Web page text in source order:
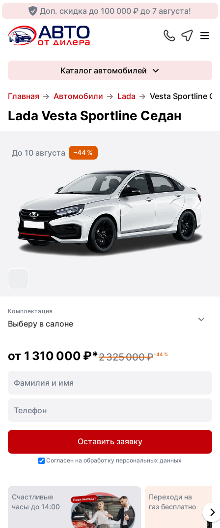
Доп. скидка до 100 000 ₽ до 7 августа!
Главная Автомобили Lada Vesta Sportline
Каталог автомобилей
Lada Vesta Sportline Седан
До 10 августа –44 %
Выберу в салоне
Комплектация
от 1 310 000 ₽*2 325 000 ₽–44 %
Оставить заявку
Согласен на обработку персональных данных
Счастливые
часы до 14:00
Переходи на
газ бесплатно